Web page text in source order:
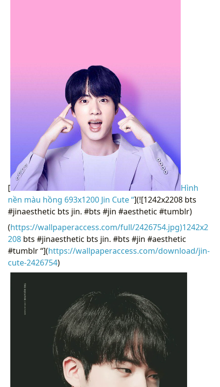
[
Hình
nền màu hồng 693x1200 Jin Cute “](![1242x2208 bts
#jinaesthetic bts jin. #bts #jin #aesthetic #tumblr)
(https://wallpaperaccess.com/full/2426754.jpg)1242x2
208 bts #jinaesthetic bts jin. #bts #jin #aesthetic
#tumblr “](https://wallpaperaccess.com/download/jin-
cute-2426754)